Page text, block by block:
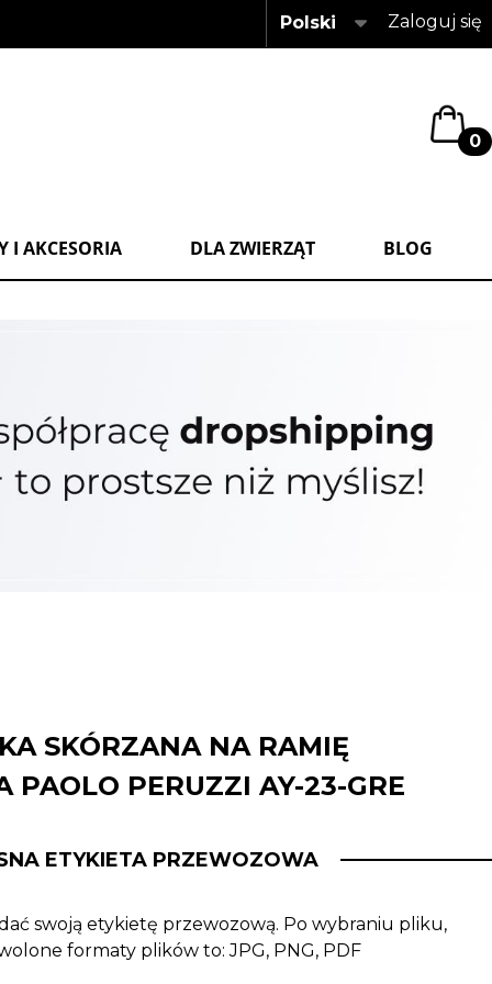
Zaloguj się
Polski
0
I AKCESORIA DLA ZWIERZĄT BLOG
SKÓRZANA NA RAMIĘ
PAOLO PERUZZI AY-23-GRE
ETYKIETA PRZEWOZOWA
swoją etykietę przewozową. Po wybraniu pliku,
formaty plików to: JPG, PNG, PDF